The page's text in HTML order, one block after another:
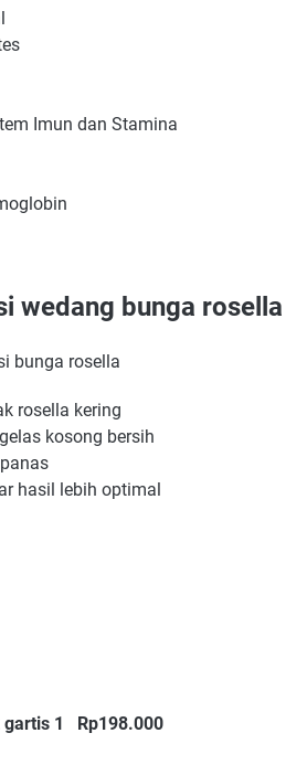
Imun dan Stamina
wedang bunga rosella
bunga rosella
rosella kering
kosong bersih
hasil lebih optimal
gartis 1 Rp198.000